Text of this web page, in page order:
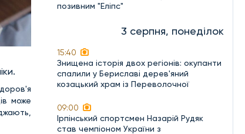
може
позивним "Еліпс"
3 серпня, понеділок
15:40
Знищена історія двох регіонів: окупанти
спалили у Бериславі дерев'яний
козацький храм із Переволочної
09:00
Ірпінський спортсмен Назарій Рудяк
став чемпіоном України з